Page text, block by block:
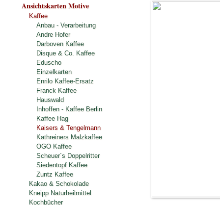
Ansichtskarten Motive
Kaffee
Anbau - Verarbeitung
Andre Hofer
Darboven Kaffee
Disque & Co. Kaffee
Eduscho
Einzelkarten
Enrilo Kaffee-Ersatz
Franck Kaffee
Hauswald
Inhoffen - Kaffee Berlin
Kaffee Hag
Kaisers & Tengelmann
Kathreiners Malzkaffee
OGO Kaffee
Scheuer´s Doppelritter
Siedentopf Kaffee
Zuntz Kaffee
Kakao & Schokolade
Kneipp Naturheilmittel
Kochbücher